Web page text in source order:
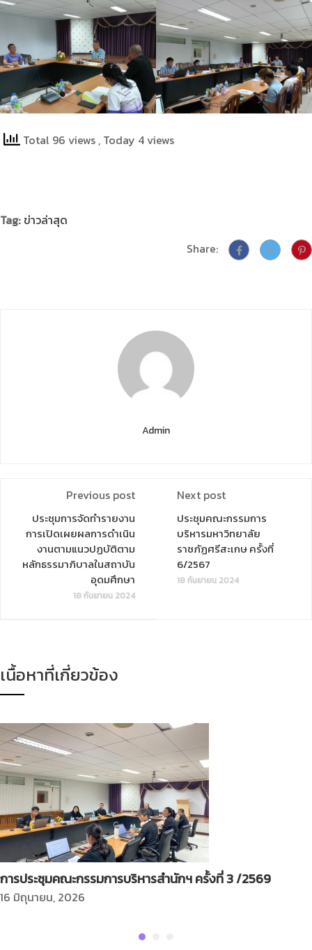
Total 96 views , Today 4 views
Tag: ข่าวล่าสุด
Share:
Admin
Previous post
ประชุมการจัดทำรายงาน
การเปิดเผยผลการดำเนิน
งานตามแนวปฏบัติตาม
หลักธรรมาภิบาลในสถาบัน
อุดมศึกษา
18 กันยายน 2024
Next post
ประชุมคณะกรรมการ
บริหารมหาวิทยาลัย
ราชภัฏศรีสะเกษ ครั้งที่
6/2567
18 กันยายน 2024
เนื้อหาที่เกี่ยวข้อง
การประชุมคณะกรรมการบริหารสำนักฯ ครั้งที่ 3 /2569
16 มิถุนายน, 2026